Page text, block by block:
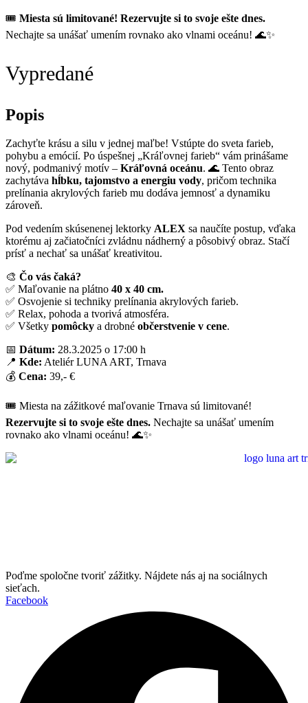
🎟 Miesta sú limitované! Rezervujte si to svoje ešte dnes.
Nechajte sa unášať umením rovnako ako vlnami oceánu! 🌊✨
Vypredané
Popis
Zachyťte krásu a silu v jednej maľbe! Vstúpte do sveta farieb,
pohybu a emócií. Po úspešnej „Kráľovnej farieb“ vám prinášame
nový, podmanivý motív – Kráľovná oceánu. 🌊 Tento obraz
zachytáva hĺbku, tajomstvo a energiu vody, pričom technika
prelínania akrylových farieb mu dodáva jemnosť a dynamiku
zároveň.
Pod vedením skúsenenej lektorky ALEX sa naučíte postup, vďaka
ktorému aj začiatočníci zvládnu nádherný a pôsobivý obraz. Stačí
prísť a nechať sa unášať kreativitou.
🎨 Čo vás čaká?
✅ Maľovanie na plátno 40 x 40 cm.
✅ Osvojenie si techniky prelínania akrylových farieb.
✅ Relax, pohoda a tvorivá atmosféra.
✅ Všetky pomôcky a drobné občerstvenie v cene.
📅 Dátum: 28.3.2025 o 17:00 h
📍 Kde: Ateliér LUNA ART, Trnava
💰 Cena: 39,- €
🎟 Miesta na zážitkové maľovanie Trnava sú limitované!
Rezervujte si to svoje ešte dnes. Nechajte sa unášať umením
rovnako ako vlnami oceánu! 🌊✨
Poďme spoločne tvoriť zážitky. Nájdete nás aj na sociálnych
sieťach.
Facebook